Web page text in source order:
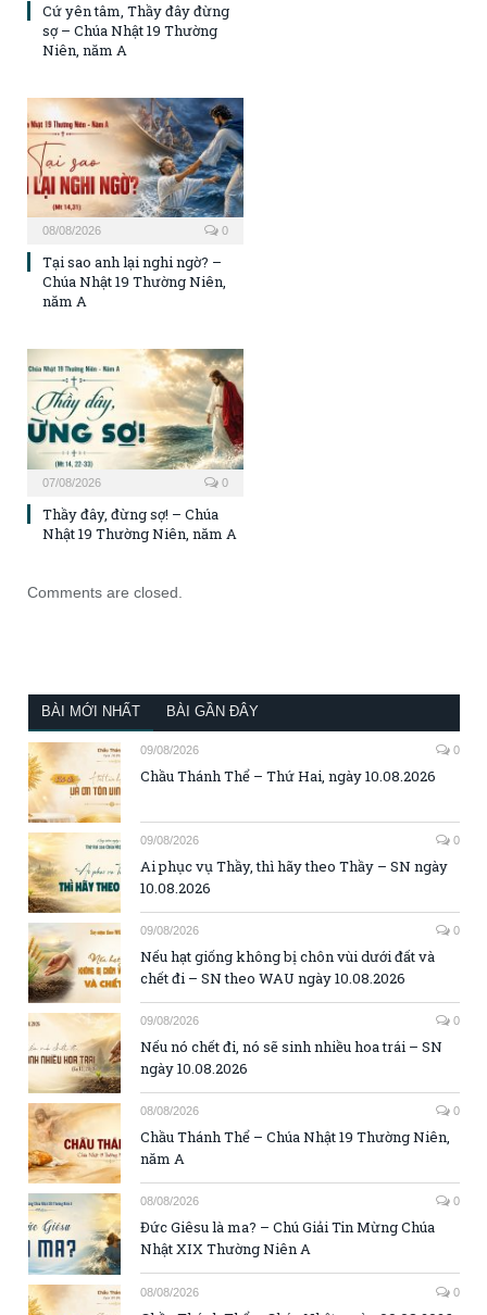
Cứ yên tâm, Thầy đây đừng
sợ – Chúa Nhật 19 Thường
Niên, năm A
08/08/2026 0
Tại sao anh lại nghi ngờ? –
Chúa Nhật 19 Thường Niên,
năm A
07/08/2026 0
Thầy đây, đừng sợ! – Chúa
Nhật 19 Thường Niên, năm A
Comments are closed.
BÀI MỚI NHẤT BÀI GẦN ĐÂY
09/08/2026 0
Chầu Thánh Thể – Thứ Hai, ngày 10.08.2026
09/08/2026 0
Ai phục vụ Thầy, thì hãy theo Thầy – SN ngày
10.08.2026
09/08/2026 0
Nếu hạt giống không bị chôn vùi dưới đất và
chết đi – SN theo WAU ngày 10.08.2026
09/08/2026 0
Nếu nó chết đi, nó sẽ sinh nhiều hoa trái – SN
ngày 10.08.2026
08/08/2026 0
Chầu Thánh Thể – Chúa Nhật 19 Thường Niên,
năm A
08/08/2026 0
Đức Giêsu là ma? – Chú Giải Tin Mừng Chúa
Nhật XIX Thường Niên A
08/08/2026 0